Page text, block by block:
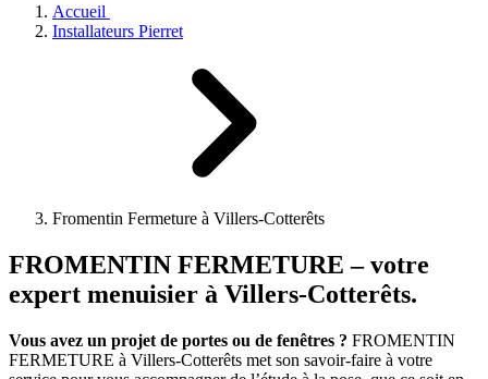
Accueil
Installateurs Pierret
Fromentin Fermeture à Villers-Cotterêts
FROMENTIN FERMETURE – votre
expert menuisier à Villers-Cotterêts.
Vous avez un projet de portes ou de fenêtres ? FROMENTIN
FERMETURE à Villers-Cotterêts met son savoir-faire à votre